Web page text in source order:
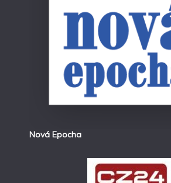
Nová Epocha